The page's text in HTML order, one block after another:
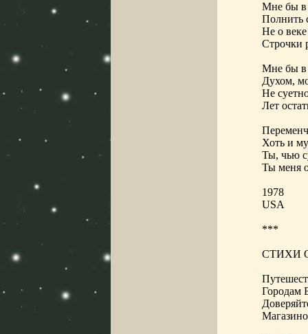
Мне бы в
Полнить
Не о
Строчки
Мне бы в
Духом,
Не
Лет
Хоть и
Ты, чью
Ты меня
1978
USA
***
СТИХИ
Городам